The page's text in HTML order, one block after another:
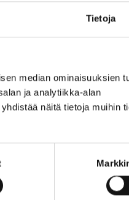
Tietoja
median ominaisuuksien
ja analytiikka-alan
näitä tietoja muihin